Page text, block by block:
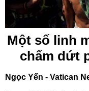
Một số linh
chấm dứt
Ngọc Yến - Vatican